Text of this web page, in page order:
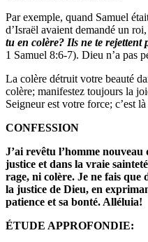
Par exemple, quand Samuel
d’Israël avaient demandé un
tu en colère? Ils ne te rejettent
1 Samuel 8:6-7). Dieu n’a pas
La colère détruit votre beauté
colère; manifestez toujours la
Seigneur est votre force; c’est
CONFESSION
J’ai revêtu l’homme
justice et dans la vraie
rage, ni colère. Je ne fais que
la justice de Dieu, en
patience et sa bonté. Alléluia!
ÉTUDE APPROFONDIE: